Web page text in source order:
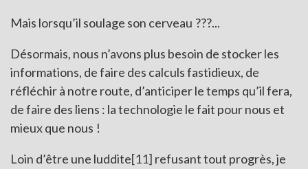
Mais lorsqu’il soulage son cerveau ???...
Désormais, nous n’avons plus besoin de stocker les
informations, de faire des calculs fastidieux, de
réfléchir à notre route, d’anticiper le temps qu’il fera,
de faire des liens : la technologie le fait pour nous et
mieux que nous !
Loin d’être une luddite[11] refusant tout progrès, je